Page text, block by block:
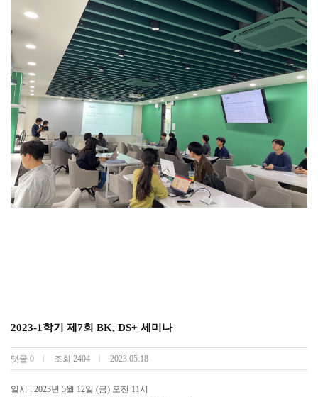
2023-1학기 제7회 BK, DS+ 세미나
댓글 0 조회 2404 2023.05.18
일시 : 2023년 5월 12일 (금) 오전 11시